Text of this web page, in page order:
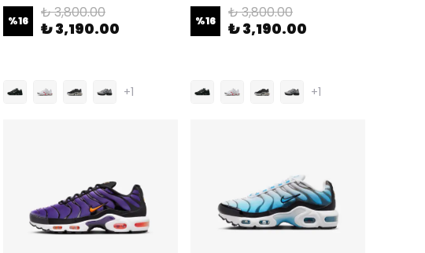
%16 ₺ 3,800.00
₺ 3,190.00
+1
%16 ₺ 3,800.00
₺ 3,190.00
+1